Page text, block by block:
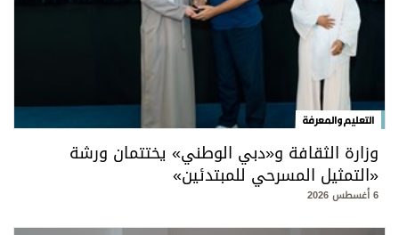
التعليم والمعرفة
وزارة الثقافة و«دبي الوطني» يختتمان ورشة
«التمثيل المسرحي للمبتدئين»
6 أغسطس 2026